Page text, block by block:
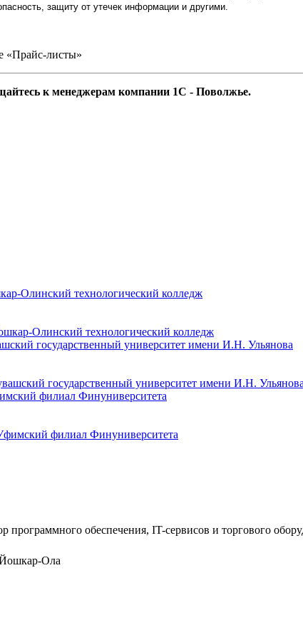
защиту от утечек информации и другими.
«Прайс-листы»
к менеджерам компании 1С - Поволжье.
Олинский технологический колледж
государственный университет имени И.Н. Ульянова
филиал Финуниверситета
программного обеспечения, IT-сервисов и торгового
Ола